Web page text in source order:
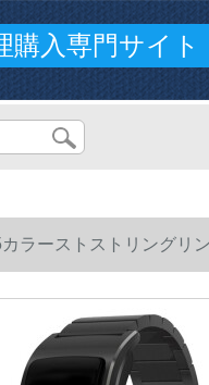
購入専門サイト
ラーストストリングリ